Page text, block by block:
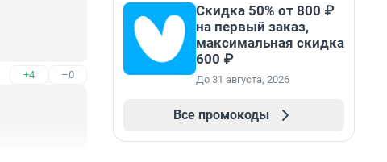
+4 –0
Скидка 50% от 800 ₽
на первый заказ,
максимальная скидка
600 ₽
До 31 августа, 2026
Все промокоды